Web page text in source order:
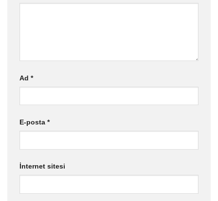
Ad *
E-posta *
İnternet sitesi